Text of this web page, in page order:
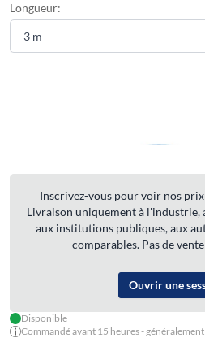
Longueur:
Inscrivez-vous pour voir nos
Livraison uniquement à l'industrie,
aux institutions publiques, aux
comparables. Pas de
Ouvrir une
Disponible
Commandé avant 15 heures -